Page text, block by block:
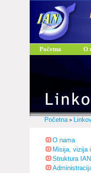
Početna >
O nama
Misija, vizija
Struktura
Početna O